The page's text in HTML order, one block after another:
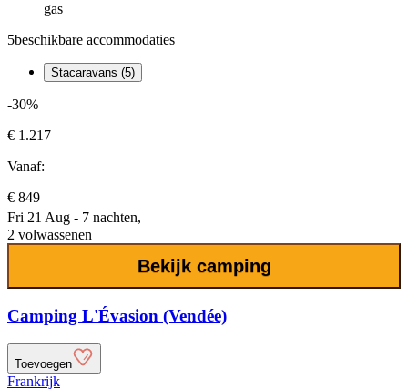
gas
5beschikbare accommodaties
Stacaravans (5)
-30%
€ 1.217
Vanaf:
€ 849
Fri 21 Aug - 7 nachten,
2 volwassenen
Bekijk camping
Camping L'Évasion (Vendée)
Toevoegen
Frankrijk